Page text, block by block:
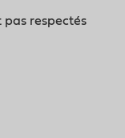
pas respectés